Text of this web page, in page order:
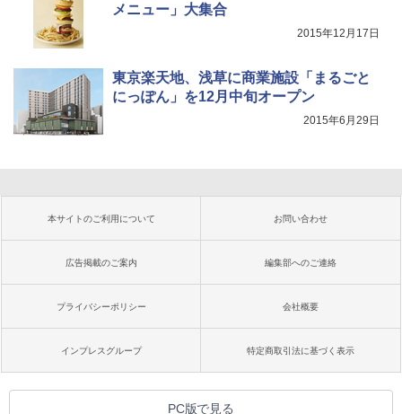
メニュー」大集合
2015年12月17日
東京楽天地、浅草に商業施設「まるごと
にっぽん」を12月中旬オープン
2015年6月29日
本サイトのご利用について お問い合わせ
広告掲載のご案内 編集部へのご連絡
プライバシーポリシー 会社概要
インプレスグループ 特定商取引法に基づく表示
PC版で見る